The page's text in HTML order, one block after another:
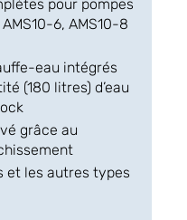
pour pompes
6, AMS10-8
eau intégrés
(180 litres) d’eau
grâce au
et les autres types